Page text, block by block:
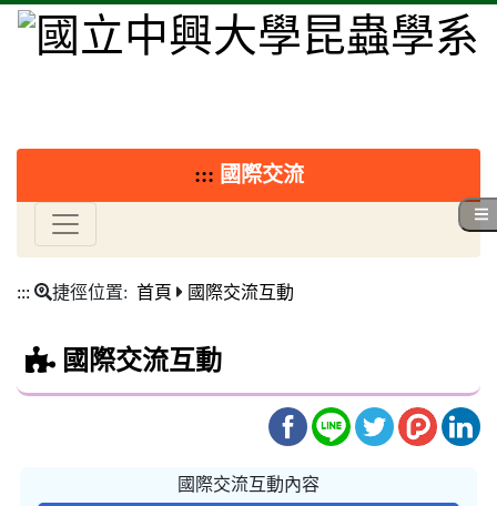
::: 國際交流
::: 捷徑位置: 首頁 國際交流互動
國際交流互動
國際交流互動內容